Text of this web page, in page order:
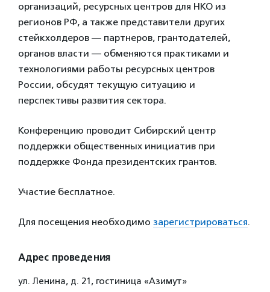
организаций, ресурсных центров для НКО из
регионов РФ, а также представители других
стейкхолдеров — партнеров, грантодателей,
органов власти — обменяются практиками и
технологиями работы ресурсных центров
России, обсудят текущую ситуацию и
перспективы развития сектора.
Конференцию проводит Сибирский центр
поддержки общественных инициатив при
поддержке Фонда президентских грантов.
Участие бесплатное.
Для посещения необходимо зарегистрироваться.
Адрес проведения
ул. Ленина, д. 21, гостиница «Азимут»